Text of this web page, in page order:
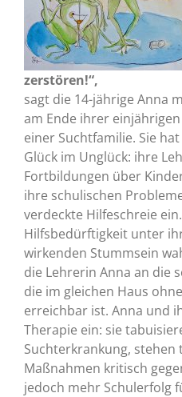
zerstören!“,
sagt die 14-jährige Anna
am Ende ihrer
einer Suchtfamilie. Sie
Glück im Unglück: ihre
Fortbildungen über
ihre schulischen
verdeckte Hilfeschreie
Hilfsbedürftigkeit unter
wirkenden Stummsein
die Lehrerin Anna an die
die im gleichen Haus
erreichbar ist. Anna und
Therapie ein: sie
Suchterkrankung, stehen
Maßnahmen kritisch
jedoch mehr Schulerfolg